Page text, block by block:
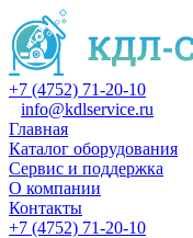
+7 (4752) 71-20-10
info@kdlservice.ru
Главная
Каталог оборудования
Сервис и поддержка
О компании
Контакты
+7 (4752) 71-20-10